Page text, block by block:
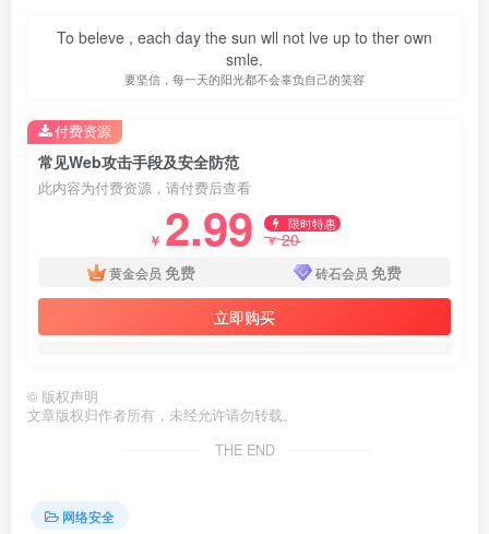
第3页 / 共43页
To beleve , each day the sun wll not lve up to ther own
smle.
要坚信，每一天的阳光都不会辜负自己的笑容
常见Web攻击手段及安全防范
此内容为付费资源，请付费后查看
￥ 2.99 限时特惠
￥20
黄金会员 免费 砖石会员 免费
立即购买
付费资源
© 版权声明
文章版权归作者所有，未经允许请勿转载。
THE END
网络安全